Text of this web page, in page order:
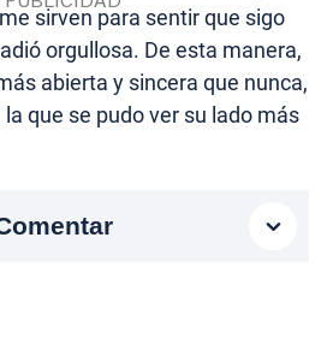
sirven para sentir que sigo
orgullosa. De esta manera,
abierta y sincera que nunca,
que se pudo ver su lado más